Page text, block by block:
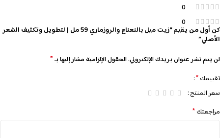
0
0
كن أول من يقيم “زيت ميل بالنعناع والروزماري 59 مل | لتطويل وتكثيف الشعر
الأصلي”
لن يتم نشر عنوان بريدك الإلكتروني.الحقول الإلزامية مشار إليها بـ*
تقييمك*
سعر المنتج
مراجعتك*